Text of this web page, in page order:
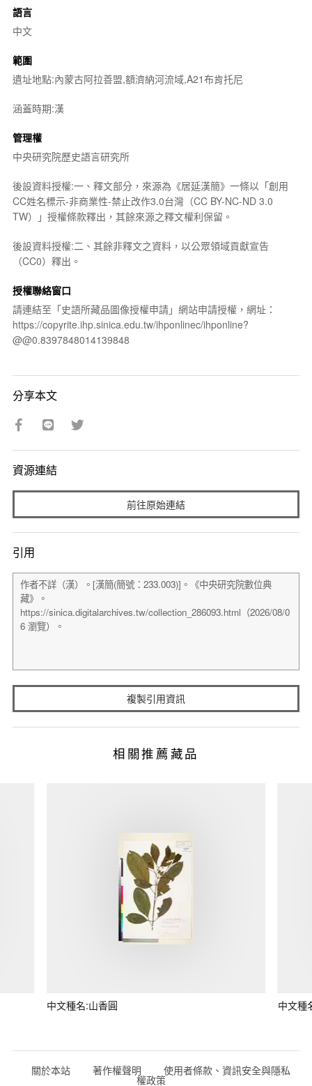
語言
中文
範圍
遺址地點:內蒙古阿拉善盟,額濟納河流域,A21布肯托尼
涵蓋時期:漢
管理權
中央研究院歷史語言研究所
後設資料授權:一、釋文部分，來源為《居延漢簡》一條以「創用
CC姓名標示-非商業性-禁止改作3.0台灣（CC BY-NC-ND 3.0
TW）」授權條款釋出，其餘來源之釋文權利保留。
後設資料授權:二、其餘非釋文之資料，以公眾領域貢獻宣告
（CC0）釋出。
授權聯絡窗口
請連結至「史語所藏品圖像授權申請」網站申請授權，網址：
https://copyrite.ihp.sinica.edu.tw/ihponlinec/ihponline?
@@0.8397848014139848
分享本文
資源連結
前往原始連結
引用
複製引用資訊
相關推薦藏品
中文種名:山香圓 中文種
關於本站 著作權聲明 使用者條款、資訊安全與隱私
權政策